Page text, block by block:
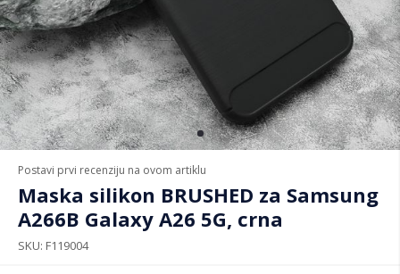
Postavi prvi recenziju na ovom artiklu
Maska silikon BRUSHED za Samsung
A266B Galaxy A26 5G, crna
SKU F119004